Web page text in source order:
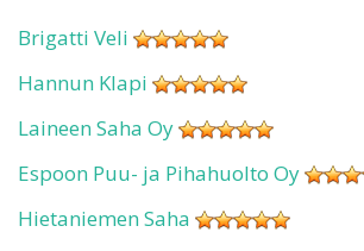
Brigatti Veli
Hannun Klapi
Laineen Saha Oy
Espoon Puu- ja Pihahuolto Oy
Hietaniemen Saha